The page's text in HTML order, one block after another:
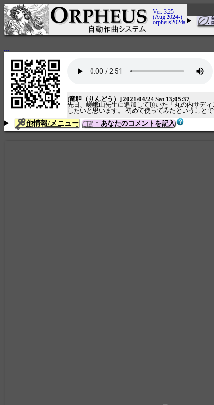
Ver. 3.25
(Aug 2024-)
orpheus2024a
...
[竜胆（りんどう）] 2021/04/24 Sat 13:05:37
先日、嵯峨山先生に追加して頂いた「丸の内サデ
したいと思います。 初めて使ってみたということ
他情報/メニュー ↑ あなたのコメントを記入